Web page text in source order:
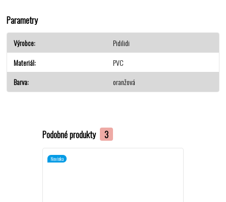
Parametry
Výrobce
Pidilidi
Materiál
PVC
Barva
oranžová
Podobné produkty 3
Novinka